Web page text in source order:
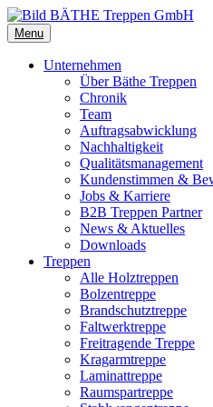
Menu
Unternehmen
Über Bäthe Treppen
Chronik
Team
Auftragsabwicklung
Nachhaltigkeit
Qualitätsmanagement
Kundenstimmen &
Jobs & Karriere
B2B Treppen Partner
News & Aktuelles
Downloads
Treppen
Alle Holztreppen
Bolzentreppe
Brandschutztreppe
Faltwerktreppe
Freitragende Treppe
Kragarmtreppe
Laminattreppe
Raumspartreppe